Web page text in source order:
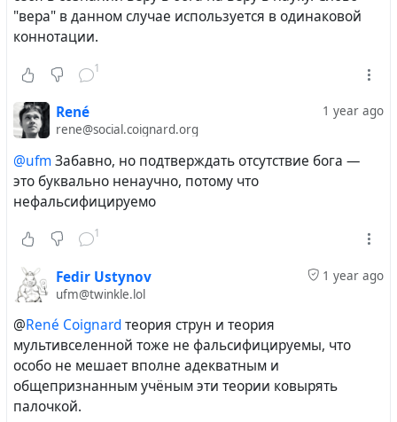
"вера" в данном случае используется в одинаковой
коннотации.
1
1 year ago
René
rene@social.coignard.org
@ufmЗабавно, но подтверждать отсутствие бога —
это буквально ненаучно, потому что
нефальсифицируемо
1
1 year ago
Fedir Ustynov
ufm@twinkle.lol
@René Coignardтеория струн и теория
мультивселенной тоже не фальсифицируемы, что
особо не мешает вполне адекватным и
общепризнанным учёным эти теории ковырять
палочкой.